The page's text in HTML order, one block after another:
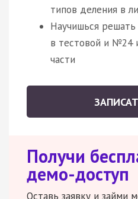
типов деления в
Научишься
в тестовой и №24
части
Получи
демо-доступ
Оставь заявку и займи